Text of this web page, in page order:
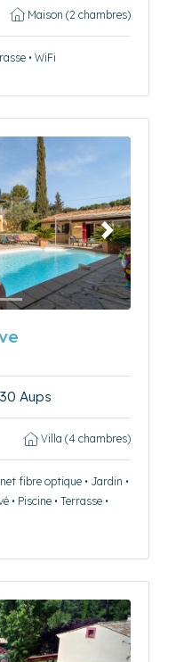
Maison (2 chambres)
• WiFi
Suivant
Aups
Villa (4 chambres)
fibre optique • Jardin •
• Piscine • Terrasse •